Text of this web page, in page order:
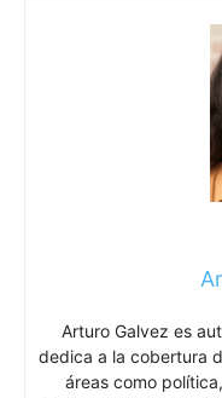
Arturo Galvez es
dedica a la cobertura
áreas como